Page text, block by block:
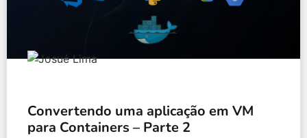
Convertendo uma aplicação em VM
para Containers – Parte 2